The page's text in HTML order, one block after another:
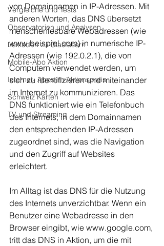
Vergleiche und Tests
Observatorien und Analysen
Leitfaden zu Glasfasern
Mobile-Abo Aktion
Internet- Abos im Aktionspreis
Schweiz Karten
TV und Streaming
von Domainnamen in IP-Adressen. Mit
anderen Worten, das DNS übersetzt
menschenlesbare Webadressen (wie
www.beispiel.com) in numerische IP-
Adressen (wie 192.0.2.1), die von
Computern verwendet werden, um
sich zu identifizieren und miteinander
im Internet zu kommunizieren. Das
DNS funktioniert wie ein Telefonbuch
des Internets, in dem Domainnamen
den entsprechenden IP-Adressen
zugeordnet sind, was die Navigation
und den Zugriff auf Websites
erleichtert.
Im Alltag ist das DNS für die Nutzung
des Internets unverzichtbar. Wenn ein
Benutzer eine Webadresse in den
Browser eingibt, wie www.google.com,
tritt das DNS in Aktion, um die mit